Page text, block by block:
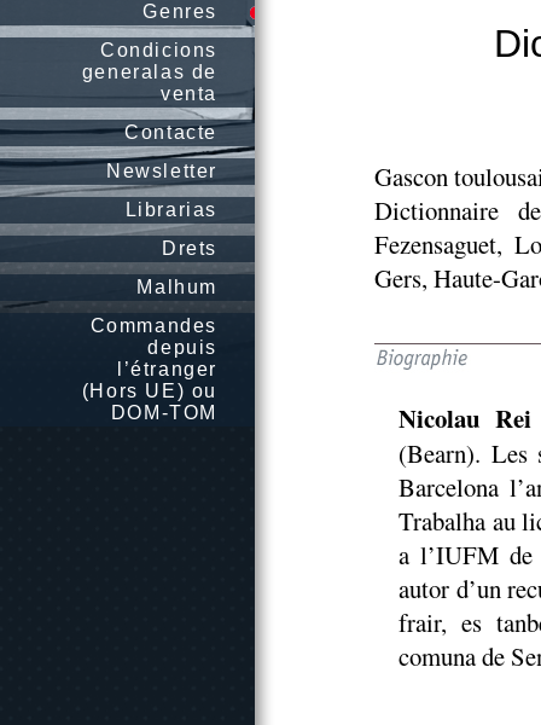
Genres
Condicions
generalas de
venta
Contacte
Newsletter
Librarias
Drets
Malhum
Commandes
depuis
l’étranger
(Hors UE) ou
DOM-TOM
Gascon
Dictionnaire
Fezensaguet,
Gers, Haute-
Nicolau Rei
(Bearn). Les
Barcelona
Trabalha au
a l’IUFM de
autor d’un
frair, es
comuna de